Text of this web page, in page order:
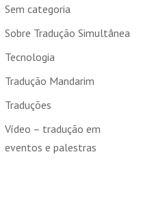
Sem categoria
Sobre Tradução Simultânea
Tecnologia
Tradução Mandarim
Traduções
Vídeo – tradução em
eventos e palestras